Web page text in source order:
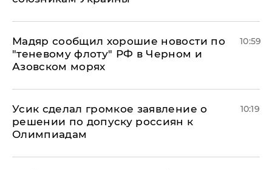
Мадяр сообщил хорошие новости по
"теневому флоту" РФ в Черном и
Азовском морях
10:59
Усик сделал громкое заявление о
решении по допуску россиян к
Олимпиадам
10:19